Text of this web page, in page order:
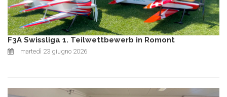
F3A Swissliga 1. Teilwettbewerb in Romont
martedì 23 giugno 2026